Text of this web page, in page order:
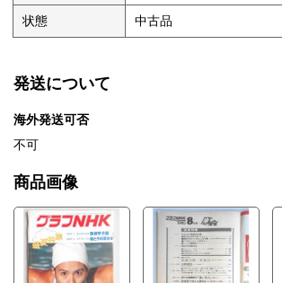
状態 中古品
発送について
海外発送可否
不可
商品画像